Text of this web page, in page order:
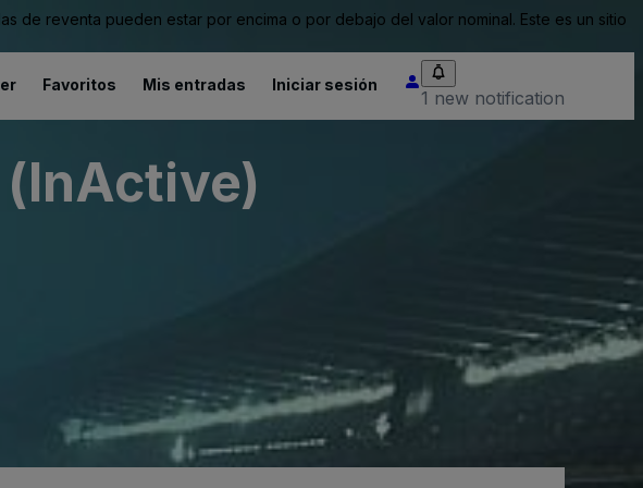
de reventa pueden estar por encima o por debajo del valor nominal. Este es un sitio
Favoritos Mis entradas Iniciar sesión
1 new notification